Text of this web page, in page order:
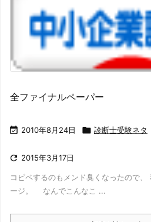
全ファイナルペーパー
 2010年8月24日  診断士受験ネタ
 2015年3月17日
コピペするのもメンド臭くなったので
ージ。 なんでこんなこ ...